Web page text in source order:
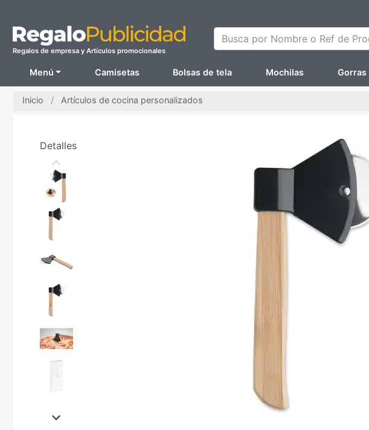
Regalos de empresa y Artículos promocionales
Busca por Nombre o Ref de
Menú Camisetas Bolsas de tela Mochilas Gorras
Inicio Artículos de cocina personalizados
Detalles